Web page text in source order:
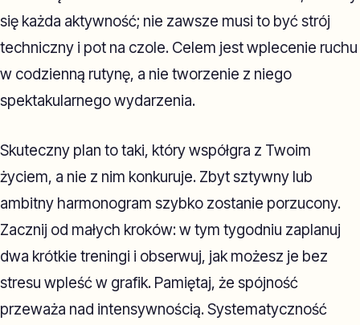
się każda aktywność; nie zawsze musi to być strój
techniczny i pot na czole. Celem jest wplecenie ruchu
w codzienną rutynę, a nie tworzenie z niego
spektakularnego wydarzenia.
Skuteczny plan to taki, który współgra z Twoim
życiem, a nie z nim konkuruje. Zbyt sztywny lub
ambitny harmonogram szybko zostanie porzucony.
Zacznij od małych kroków: w tym tygodniu zaplanuj
dwa krótkie treningi i obserwuj, jak możesz je bez
stresu wpleść w grafik. Pamiętaj, że spójność
przeważa nad intensywnością. Systematyczność